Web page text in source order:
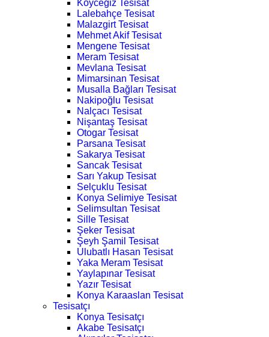
Köyceğiz Tesisat
Lalebahçe Tesisat
Malazgirt Tesisat
Mehmet Akif Tesisat
Mengene Tesisat
Meram Tesisat
Mevlana Tesisat
Mimarsinan Tesisat
Musalla Bağları Tesisat
Nakipoğlu Tesisat
Nalçacı Tesisat
Nişantaş Tesisat
Otogar Tesisat
Parsana Tesisat
Sakarya Tesisat
Sancak Tesisat
Sarı Yakup Tesisat
Selçuklu Tesisat
Konya Selimiye Tesisat
Selimsultan Tesisat
Sille Tesisat
Şeker Tesisat
Şeyh Şamil Tesisat
Ulubatlı Hasan Tesisat
Yaka Meram Tesisat
Yaylapınar Tesisat
Yazır Tesisat
Konya Karaaslan Tesisat
Tesisatçı
Konya Tesisatçı
Akabe Tesisatçı